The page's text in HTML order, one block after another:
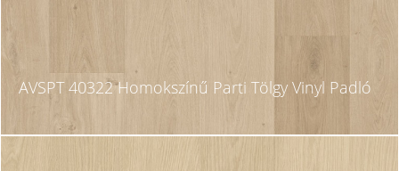
AVSPT 40322 Homokszínű Parti Tölgy Vinyl Padló